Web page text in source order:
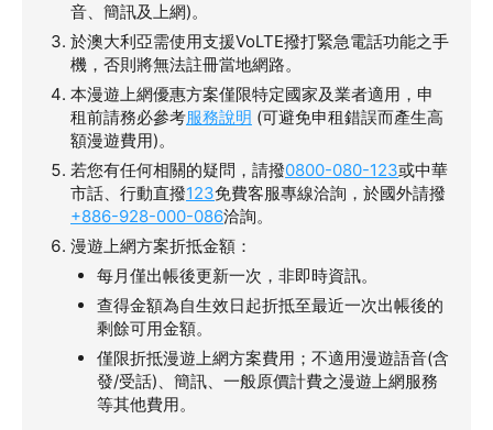
音、簡訊及上網)。
於澳大利亞需使用支援VoLTE撥打緊急電話功能之手
機，否則將無法註冊當地網路。
本漫遊上網優惠方案僅限特定國家及業者適用，申
租前請務必參考服務說明 (可避免申租錯誤而產生高
額漫遊費用)。
若您有任何相關的疑問，請撥0800-080-123或中華
市話、行動直撥123免費客服專線洽詢，於國外請撥
+886-928-000-086洽詢。
漫遊上網方案折抵金額：
每月僅出帳後更新一次，非即時資訊。
查得金額為自生效日起折抵至最近一次出帳後的
剩餘可用金額。
僅限折抵漫遊上網方案費用；不適用漫遊語音(含
發/受話)、簡訊、一般原價計費之漫遊上網服務
等其他費用。